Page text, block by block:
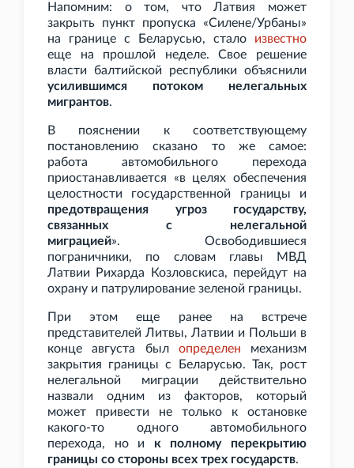
Напомним: о том, что Латвия может
закрыть пункт пропуска «Силене/Урбаны»
на границе с Беларусью, стало известно
еще на прошлой неделе. Свое решение
власти балтийской республики объяснили
усилившимся потоком нелегальных
мигрантов.
В пояснении к соответствующему
постановлению сказано то же самое:
работа автомобильного перехода
приостанавливается «в целях обеспечения
целостности государственной границы и
предотвращения угроз государству,
связанных с нелегальной
миграцией». Освободившиеся
пограничники, по словам главы МВД
Латвии Рихарда Козловскиса, перейдут на
охрану и патрулирование зеленой границы.
При этом еще ранее на встрече
представителей Литвы, Латвии и Польши в
конце августа был определен механизм
закрытия границы с Беларусью. Так, рост
нелегальной миграции действительно
назвали одним из факторов, который
может привести не только к остановке
какого-то одного автомобильного
перехода, но и к полному перекрытию
границы со стороны всех трех государств.